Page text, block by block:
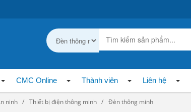
toàn quốc.
CMC Online Thành viên Liên hệ
ninh Thiết bị điện thông minh Đèn thông minh